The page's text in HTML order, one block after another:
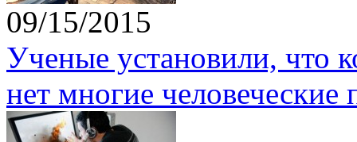
09/15/2015
Ученые установили, что
нет многие человеческие